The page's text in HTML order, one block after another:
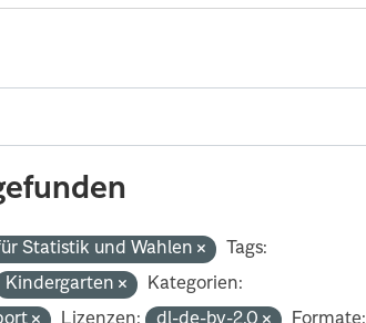
Statistik und Wahlen
Tags:
Kindergarten
Kategorien:
Lizenzen: dl-de-by-2.0 Formate: